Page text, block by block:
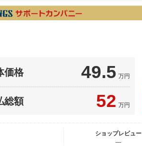
価格 49.5 万円
総額 52 万円
ショップレビュー
―